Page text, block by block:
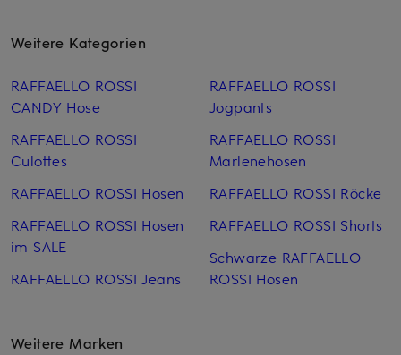
Weitere Kategorien
RAFFAELLO ROSSI
CANDY Hose
RAFFAELLO ROSSI
Culottes
RAFFAELLO ROSSI Hosen
RAFFAELLO ROSSI Hosen
im SALE
RAFFAELLO ROSSI Jeans
RAFFAELLO ROSSI
Jogpants
RAFFAELLO ROSSI
Marlenehosen
RAFFAELLO ROSSI Röcke
RAFFAELLO ROSSI Shorts
Schwarze RAFFAELLO
ROSSI Hosen
Weitere Marken